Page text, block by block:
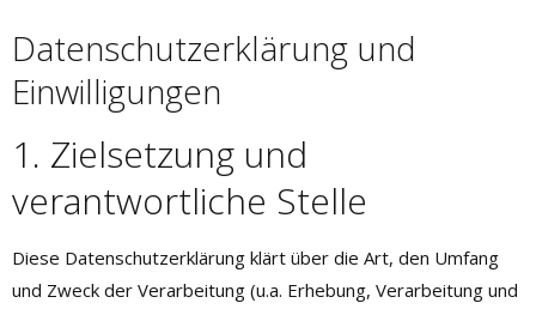
Datenschutzerklärung und
Einwilligungen
1. Zielsetzung und
verantwortliche Stelle
Diese Datenschutzerklärung klärt über die Art, den Umfang
und Zweck der Verarbeitung (u.a. Erhebung, Verarbeitung und